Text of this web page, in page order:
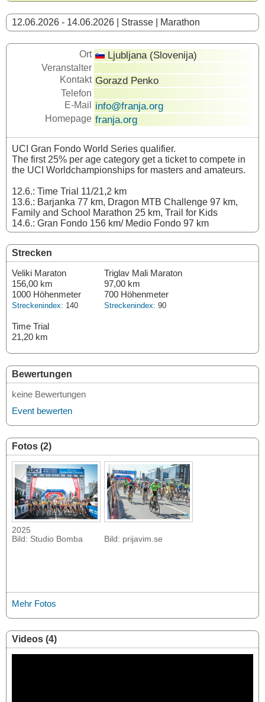
12.06.2026 - 14.06.2026 | Strasse | Marathon
Ort Ljubljana (Slovenija)
Veranstalter
Kontakt Gorazd Penko
Telefon
E-Mail
info@franja.org
Homepage franja.org
UCI Gran Fondo World Series qualifier.
The first 25% per age category get a ticket to compete in
the UCI Worldchampionships for masters and amateurs.
12.6.: Time Trial 11/21,2 km
13.6.: Barjanka 77 km, Dragon MTB Challenge 97 km,
Family and School Marathon 25 km, Trail for Kids
14.6.: Gran Fondo 156 km/ Medio Fondo 97 km
Strecken
Veliki Maraton
156,00 km
1000 Höhenmeter
Streckenindex: 140
Triglav Mali Maraton
97,00 km
700 Höhenmeter
Streckenindex: 90
Time Trial
21,20 km
Bewertungen
keine Bewertungen
Event bewerten
Fotos (2)
2025
Bild: Studio Bomba
Bild: prijavim.se
Mehr Fotos
Videos (4)